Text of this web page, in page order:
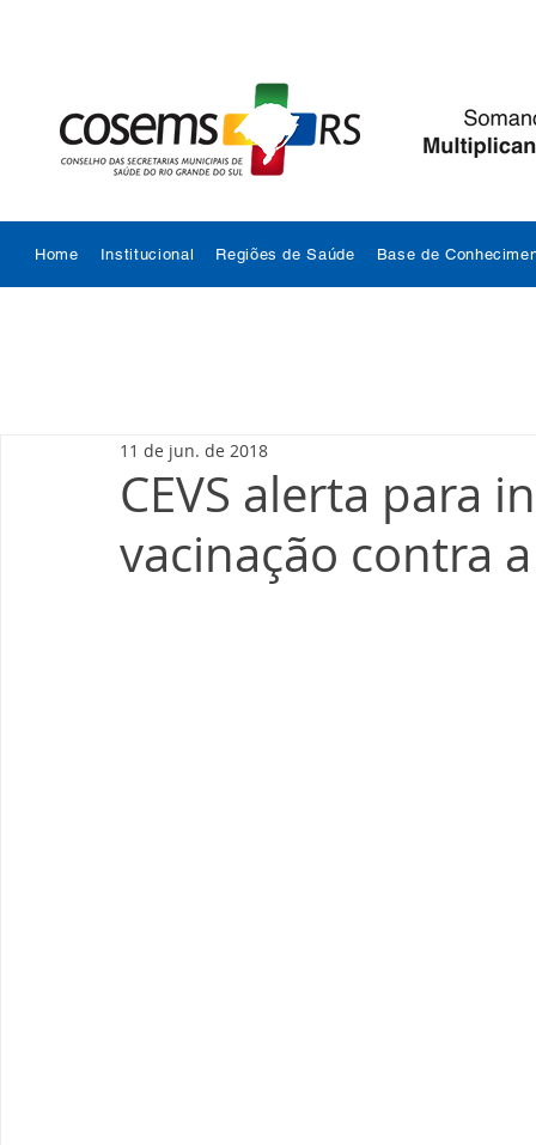
Home Institucional Regiões de Saúde Base de
CEVS alerta para
vacinação contra
11 de jun. de 2018